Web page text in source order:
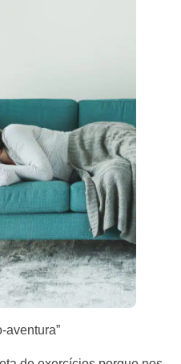
aventura”